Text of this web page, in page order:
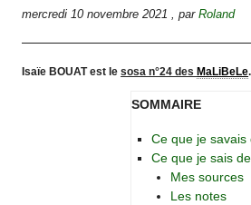
mercredi 10 novembre 2021 ,parRoland
Isaïe BOUAT est lesosa n°24 desMaLiBeLe.
SOMMAIRE
Ce que je savais
Ce que je sais
Mes sources
Les notes